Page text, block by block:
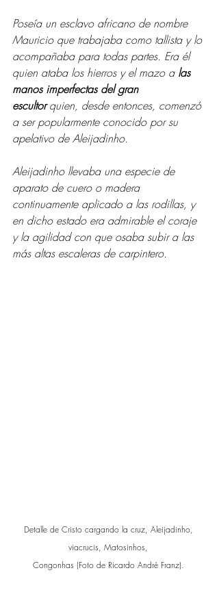
Poseía un esclavo africano de nombre
Mauricio que trabajaba como tallista y lo
acompañaba para todas partes. Era él
quien ataba los hierros y el mazo a las
manos imperfectas del gran
escultor quien, desde entonces, comenzó
a ser popularmente conocido por su
apelativo de Aleijadinho.
Aleijadinho llevaba una especie de
aparato de cuero o madera
continuamente aplicado a las rodillas, y
en dicho estado era admirable el coraje
y la agilidad con que osaba subir a las
más altas escaleras de carpintero.
Detalle de Cristo cargando la cruz, Aleijadinho,
viacrucis, Matosinhos,
Congonhas (Foto de Ricardo André Franz).